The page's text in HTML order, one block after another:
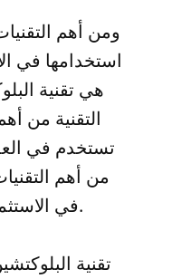
ومن أهم
استخدامها في
هي تقنية
التقنية من
تستخدم في
من أهم
في الاستثمار في سوق الأسهم.
تقنية